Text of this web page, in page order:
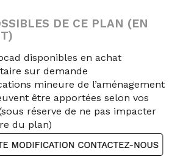
DE CE PLAN (EN
disponibles en achat
sur demande
mineure de l’aménagement
être apportées selon vos
réserve de ne pas impacter
du plan)